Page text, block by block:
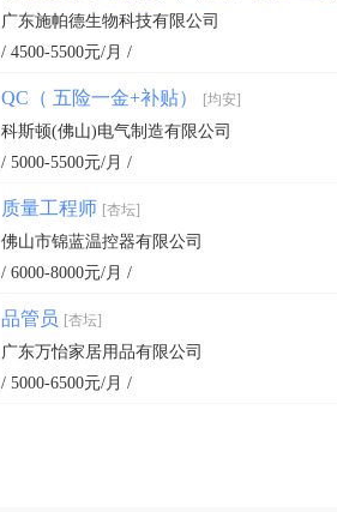
广东施帕德生物科技有限公司
/ 4500-5500元/月 /
QC（ 五险一金+补贴） [均安]
科斯顿(佛山)电气制造有限公司
/ 5000-5500元/月 /
质量工程师 [杏坛]
佛山市锦蓝温控器有限公司
/ 6000-8000元/月 /
品管员 [杏坛]
广东万怡家居用品有限公司
/ 5000-6500元/月 /